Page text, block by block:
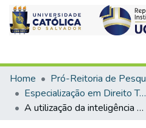
Communities & Collections
All of DSpace
Statistics
Home
Especialização em Direito Tributário
A utilização da inteligência artificial na fiscalização tributária; implicações para produção de provas e garantias no processo penal tributário